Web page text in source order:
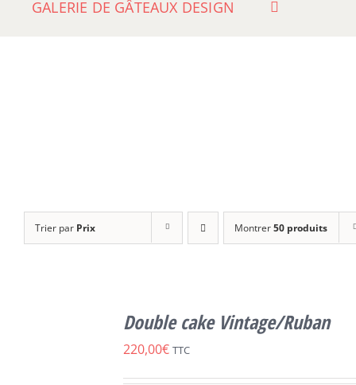
GALERIE DE GÂTEAUX DESIGN
Trier par Prix Montrer50 produits
Double cake Vintage/Ruban
220,00€ TTC